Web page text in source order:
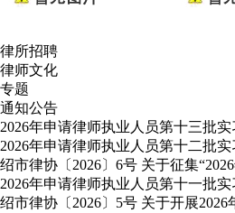
律所招聘
律师文化
专题
通知公告
2026年申请律师执业人员第十三批
2026年申请律师执业人员第十二批
绍市律协〔2026〕6号 关于征集
2026年申请律师执业人员第十一批
绍市律协〔2026〕5号 关于开展